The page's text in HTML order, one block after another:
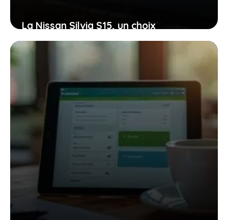
La Nissan Silvia S15, un choix
passionnant : découvrez ses atouts et
ce qu’elle cache
26 février 2026